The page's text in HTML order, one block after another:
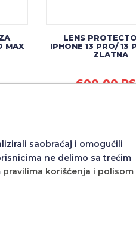
MAX
LENS
IPHONE 13 PRO/ 13
ZLATNA
600,00
saobraćaj i omogućili
ne delimo sa trećim
pravilima korišćenja i polisom